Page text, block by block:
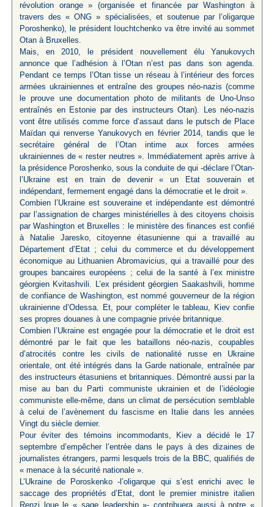
révolution orange » (organisée et financée par Washington à
travers des « ONG » spécialisées, et soutenue par l’oligarque
Poroshenko), le président Iouchtchenko va être invité au sommet
Otan à Bruxelles.
Mais, en 2010, le président nouvellement élu Yanukovych
annonce que l’adhésion à l’Otan n’est pas dans son agenda.
Pendant ce temps l’Otan tisse un réseau à l’intérieur des forces
armées ukrainiennes et entraîne des groupes néo-nazis (comme
le prouve une documentation photo de militants de Uno-Unso
entraînés en Estonie par des instructeurs Otan). Les néo-nazis
vont être utilisés comme force d’assaut dans le putsch de Place
Maïdan qui renverse Yanukovych en février 2014, tandis que le
secrétaire général de l’Otan intime aux forces armées
ukrainiennes de « rester neutres ». Immédiatement après arrive à
la présidence Poroshenko, sous la conduite de qui -déclare l’Otan-
l’Ukraine est en train de devenir « un Etat souverain et
indépendant, fermement engagé dans la démocratie et le droit ».
Combien l’Ukraine est souveraine et indépendante est démontré
par l’assignation de charges ministérielles à des citoyens choisis
par Washington et Bruxelles : le ministère des finances est confié
à Natalie Jaresko, citoyenne étasunienne qui a travaillé au
Département d’Etat ; celui du commerce et du développement
économique au Lithuanien Abromavicius, qui a travaillé pour des
groupes bancaires européens ; celui de la santé à l’ex ministre
géorgien Kvitashvili. L’ex président géorgien Saakashvili, homme
de confiance de Washington, est nommé gouverneur de la région
ukrainienne d’Odessa. Et, pour compléter le tableau, Kiev confie
ses propres douanes à une compagnie privée britannique.
Combien l’Ukraine est engagée pour la démocratie et le droit est
démontré par le fait que les bataillons néo-nazis, coupables
d’atrocités contre les civils de nationalité russe en Ukraine
orientale, ont été intégrés dans la Garde nationale, entraînée par
des instructeurs étasuniens et britanniques. Démontré aussi par la
mise au ban du Parti communiste ukrainien et de l’idéologie
communiste elle-même, dans un climat de persécution semblable
à celui de l’avènement du fascisme en Italie dans les années
Vingt du siècle dernier.
Pour éviter des témoins incommodants, Kiev a décidé le 17
septembre d’empêcher l’entrée dans le pays à des dizaines de
journalistes étrangers, parmi lesquels trois de la BBC, qualifiés de
« menace à la sécurité nationale ».
L’Ukraine de Poroskenko -l’oligarque qui s’est enrichi avec le
saccage des propriétés d’Etat, dont le premier ministre italien
Renzi loue le « sage leadership »- contribuera aussi à notre «